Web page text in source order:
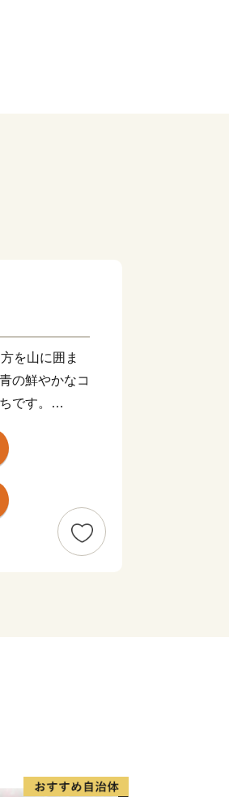
を山に囲ま
の鮮やかなコ
です。
、長い年月の
栄の歴史と華
や歴史的遺産